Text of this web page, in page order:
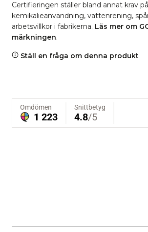
Certifieringen ställer bland annat krav på
kemikalieanvändning, vattenrening,
arbetsvillkor i fabrikerna. Läs mer om
märkningen.
Ställ en fråga om denna produkt